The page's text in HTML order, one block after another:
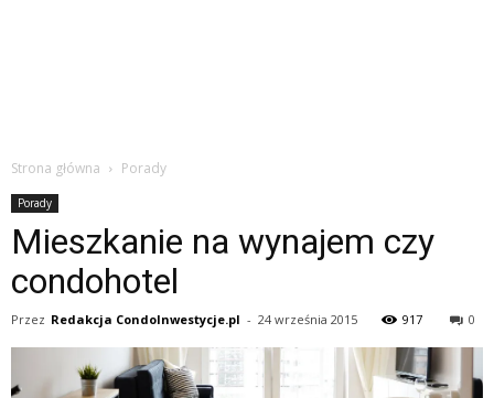
Strona główna Porady
Porady
Mieszkanie na wynajem czy
condohotel
Przez Redakcja CondoInwestycje.pl - 24 września 2015 917 0